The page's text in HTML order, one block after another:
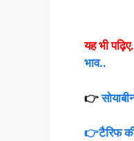
यह भी
भाव..
👉
👉टैरिफ